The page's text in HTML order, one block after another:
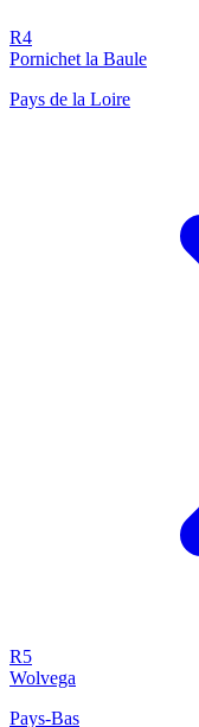
R4
Pornichet la Baule
Pays de la Loire
R5
Wolvega
Pays-Bas